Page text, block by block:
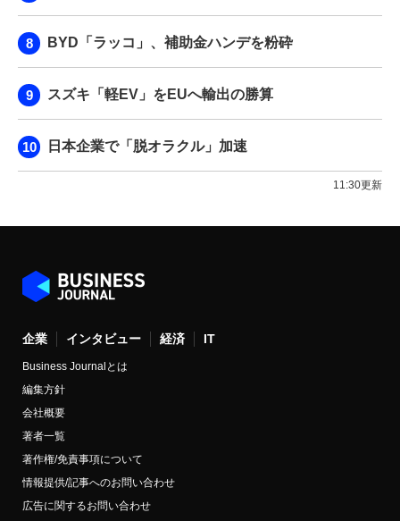
BYD「ラッコ」、補助金ハンデを粉砕
スズキ「軽EV」をEUへ輸出の勝算
日本企業で「脱オラクル」加速
11:30更新
企業 インタビュー 経済 IT
Business Journalとは
編集方針
会社概要
著者一覧
著作権/免責事項について
情報提供/記事へのお問い合わせ
広告に関するお問い合わせ